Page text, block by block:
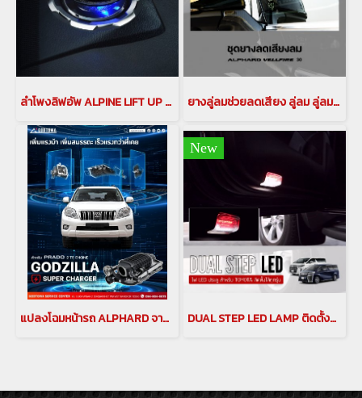
ลำโพงลิฟอัพ ALPINE LIFT UP SPEAKER X3-180S-LUP-LP2 ลำโพงลิฟอัพ ALPINE LIFT UP SPEAKER ลำโพงLIFT UP ลำโพง ALPINE ลำโพงรถนำเข้า อุปกรณ์เเต่งรถนำเข้า ลำโพงprado PRADO SPEAKER ลำโพง pop up เครื่องเสียงติดรถยนต์ ยางลู่ลมช่วยลดเสียง ลู่ลม ลู่ลมอัลพาร์ด ลู่ลมเวลไฟร์ ลดเสียง อุปกรณลดเสียงรบกวนสำหรับรถอัลพาร์ด เวลไฟร์ กันเสียงลม ลดเสียงรบกวน(copy)
แปลงโฉมหน้ารถ ALPHARD จากหน้าปี 2015 เป็น ปี 2021 แปลงหลังอัลพาร์ด แปลงหน้าอัลพาร์ด 2015เป็นอัลพาร์ด 2021 คิ้วอัลพาร์ด คิ้ว Alphard ไฟอัลพาร์ด ของแต่งอัลพาร์ด(copy)(copy)(copy)
New
DUAL STEP LED LAMP ติดตั้งกับรถ TOYOTA ได้ทุกรุ่น ไฟแผงประตู ไฟป้องกันการชน ALPHARD VELLFIRE PRADO MAJESTY HARRIER อัลพาร์ด เวลไฟร์ alphard vellfire